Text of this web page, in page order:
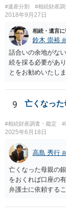
#遺産分割 #相続財産調
2018年9月27日
相続・遺言
鈴木 崇裕
話合いの余地がな
続を採る必要があ
とをお勧めいたしま
9 亡くなっ
#相続財産調査・鑑定 #
2025年6月18日
高島 秀行
亡くなった母親の
をおくれば口座の
弁護士に依頼する
高は教えてくれる